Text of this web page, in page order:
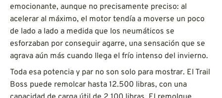
emocionante, aunque no precisamente preciso: al
acelerar al máximo, el motor tendía a moverse un poco
de lado a lado a medida que los neumáticos se
esforzaban por conseguir agarre, una sensación que se
agrava aún más cuando llega el frío intenso del invierno.
Toda esa potencia y par no son solo para mostrar. El Trail
Boss puede remolcar hasta 12.500 libras, con una